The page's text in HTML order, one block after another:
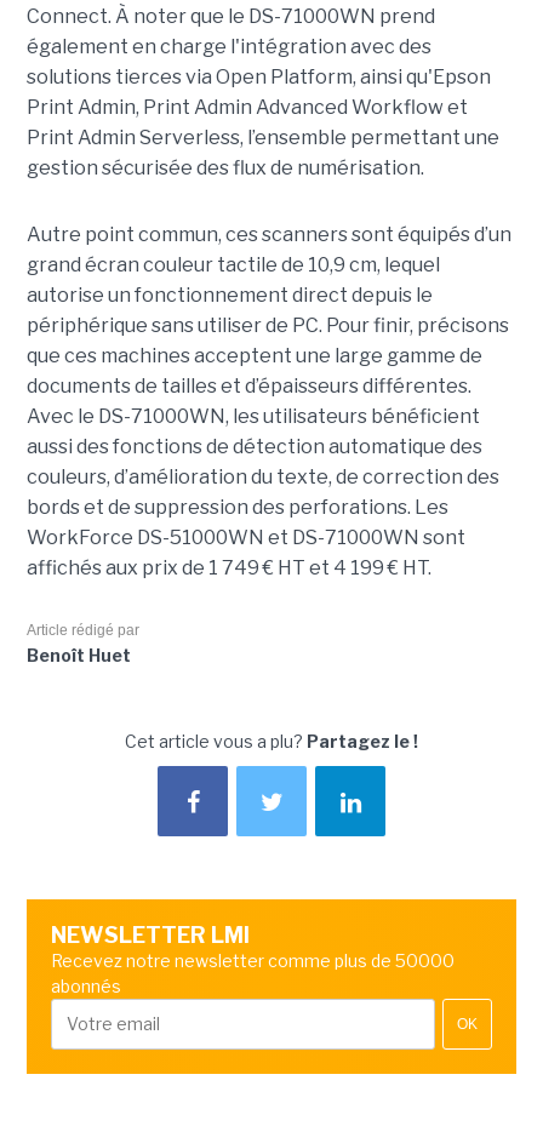
Connect. À noter que le DS-71000WN prend
également en charge l'intégration avec des
solutions tierces via Open Platform, ainsi qu'Epson
Print Admin, Print Admin Advanced Workflow et
Print Admin Serverless, l’ensemble permettant une
gestion sécurisée des flux de numérisation.
Autre point commun, ces scanners sont équipés d’un
grand écran couleur tactile de 10,9 cm, lequel
autorise un fonctionnement direct depuis le
périphérique sans utiliser de PC. Pour finir, précisons
que ces machines acceptent une large gamme de
documents de tailles et d’épaisseurs différentes.
Avec le DS-71000WN, les utilisateurs bénéficient
aussi des fonctions de détection automatique des
couleurs, d’amélioration du texte, de correction des
bords et de suppression des perforations. Les
WorkForce DS-51000WN et DS-71000WN sont
affichés aux prix de 1 749 € HT et 4 199 € HT.
Article rédigé par
Benoît Huet
Cet article vous a plu? Partagez le !
NEWSLETTER LMI
Recevez notre newsletter comme plus de 50000
abonnés
OK